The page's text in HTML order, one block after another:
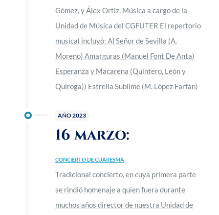
Gómez, y Álex Ortiz. Música a cargo de la
Unidad de Música del CGFUTER El repertorio
musical incluyó: Al Señor de Sevilla (A.
Moreno) Amarguras (Manuel Font De Anta)
Esperanza y Macarena (Quintero, León y
Quiroga)) Estrella Sublime (M. López Farfán)
AÑO 2023
16 marzo:
CONCIERTO DE CUARESMA
Tradicional concierto, en cuya primera parte
se rindió homenaje a quien fuera durante
muchos años director de nuestra Unidad de